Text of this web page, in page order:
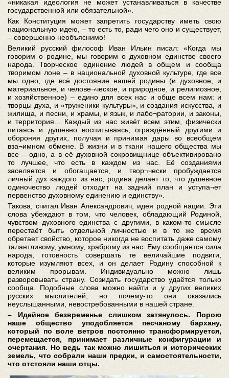
«никакая идеология не может устанавливаться в качестве
государственной или обязательной».
Как Конституция может запретить государству иметь свою
национальную идею, – то есть то, ради чего оно и существует,
– совершенно необъяснимо!
Великий русский философ Иван Ильин писал: «Когда мы
говорим о родине, мы говорим о духовном единстве своего
народа. Творческое единение людей в общем и сообща
творимом лоне – в национальной духовной культуре, где все
мы одно, где всё достояние нашей родины (и духовное, и
материальное, и челове¬ческое, и природное, и религиозное,
и хозяйственное) – едино для всех нас и обще всем нам: и
творцы духа, и «труженики культуры», и создания искусства, и
жилища, и песни, и храмы, и язык, и лабо¬ратории, и законы,
и территория... Каждый из нас живёт всем этим, физически
питаясь и душевно воспитываясь, ограждённый другими и
обороняя других, получая и принимая дары во всеобщем
вза¬имном обмене. В жизни и в ткани нашего общества мы
все – одно, а в её духовной сокровищнице объективировано
то лучшее, что есть в каждом из нас. Её созданиями
заселяется и обогащается, и твор¬чески пробуждается
личный дух каждого из нас; родина делает то, что душевное
одиночество людей отходит на задний план и уступа¬ет
первенство духовному единению и единству».
Такова, считал Иван Александрович, идея родной нации. Эти
слова убеждают в том, что человек, обладающий Родиной,
чувством духовного единства с другими, в каком-то смысле
перестаёт быть отдельной личностью и в то же время
обретает свойство, которое никогда не воспитать даже самому
талантливому, умному, храброму из нас. Ему сообщается сила
народа, готовность совершать те величайшие подвиги,
которые изумляют всех, и он делает Родину способной к
великим прорывам. Индивидуально можно лишь
разворовывать страну. Созидать государство удаётся только
сообща. Подобные слова можно найти и у других великих
русских мыслителей, но почему-то они оказались
неуслышанными, невостребованными в нашей стране.
– Идейное безвременье слишком затянулось. Порою
наше общество уподобляется песчаному бархану,
который по воле ветров постоянно трансформируется,
перемещается, принимает различные конфигурации и
очертания. Но ведь так можно лишиться и исторических
земель, что собрали наши предки, и самостоятельности,
что отстояли наши отцы.